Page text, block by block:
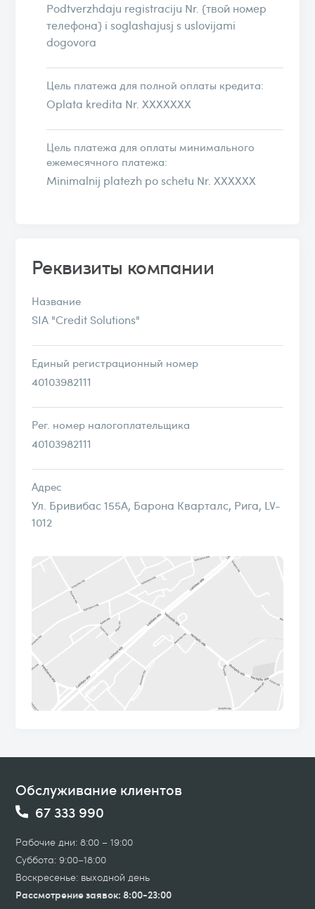
Podtverzhdaju registraciju Nr. {твой номер
телефона} i soglashajusj s uslovijami
dogovora
Цель платежа для полной оплаты кредита:
Oplata kredita Nr. ХХХХХХХ
Цель платежа для оплаты минимального
ежемесячного платежа:
Minimalnij platezh po schetu Nr. XXXXXX
Реквизиты компании
Название
SIA "Credit Solutions"
Единый регистрационный номер
40103982111
Рег. номер налогоплательщика
40103982111
Адрес
Ул. Бривибас 155А, Барона Кварталс, Рига, LV-
1012
Обслуживание клиентов
67 333 990
Рабочие дни: 8:00 – 19:00
Суббота: 9:00–18:00
Воскресенье: выходной день
Рассмотрение заявок: 8:00-23:00